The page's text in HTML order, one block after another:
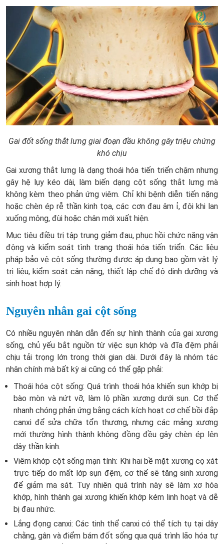
Gai đốt sống thắt lưng giai đoạn đầu không gây triệu chứng
khó chịu
Gai xương thắt lưng là dạng thoái hóa tiến triển chậm nhưng
gây hệ lụy kéo dài, làm biến dạng cột sống thắt lưng mà
không kèm theo phản ứng viêm. Chỉ khi bệnh diễn tiến nặng
hoặc chèn ép rễ thần kinh tọa, các cơn đau âm ỉ, đôi khi lan
xuống mông, đùi hoặc chân mới xuất hiện.
Mục tiêu điều trị tập trung giảm đau, phục hồi chức năng vận
động và kiểm soát tình trạng thoái hóa tiến triển. Các liệu
pháp bảo vệ cột sống thường được áp dụng bao gồm vật lý
trị liệu, kiểm soát cân nặng, thiết lập chế độ dinh dưỡng và
sinh hoạt hợp lý.
Nguyên nhân gai cột sống
Có nhiều nguyên nhân dẫn đến sự hình thành của gai xương
sống, chủ yếu bắt nguồn từ việc sụn khớp và đĩa đệm phải
chịu tải trọng lớn trong thời gian dài. Dưới đây là nhóm tác
nhân chính mà bất kỳ ai cũng có thể gặp phải:
Thoái hóa cột sống: Quá trình thoái hóa khiến sụn khớp bị
bào mòn và nứt vỡ, làm lộ phần xương dưới sụn. Cơ thể
nhanh chóng phản ứng bằng cách kích hoạt cơ chế bồi đắp
canxi để sửa chữa tổn thương, nhưng các mảng xương
mới thường hình thành không đồng đều gây chèn ép lên
dây thần kinh.
Viêm khớp cột sống mạn tính: Khi hai bề mặt xương cọ xát
trực tiếp do mất lớp sụn đệm, cơ thể sẽ tăng sinh xương
để giảm ma sát. Tuy nhiên quá trình này sẽ làm xơ hóa
khớp, hình thành gai xương khiến khớp kém linh hoạt và dễ
bị đau nhức.
Lắng đọng canxi: Các tinh thể canxi có thể tích tụ tại dây
chằng, gân và điểm bám đốt sống qua quá trình lão hóa tự